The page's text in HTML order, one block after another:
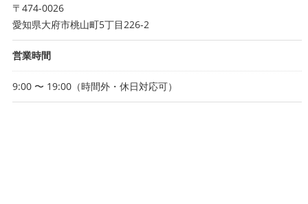
〒474-0026
愛知県大府市桃山町5丁目226-2
営業時間
9:00 〜 19:00（時間外・休日対応可）